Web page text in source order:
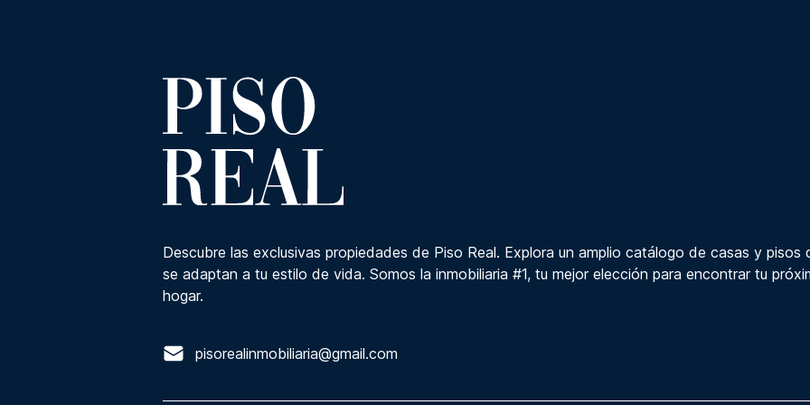
Descubre las exclusivas propiedades de Piso Real. Explora un amplio catálogo de casas y pisos
se adaptan a tu estilo de vida. Somos la inmobiliaria #1, tu mejor elección para encontrar tu
hogar.
pisorealinmobiliaria@gmail.com